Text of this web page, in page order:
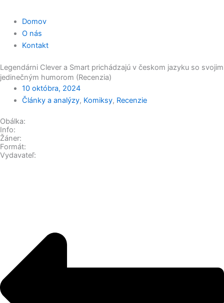
Domov
O nás
Kontakt
Legendárni Clever a Smart prichádzajú v českom jazyku so svojim
jedinečným humorom (Recenzia)
10 októbra, 2024
Články a analýzy, Komiksy, Recenzie
Obálka:
Info:
Žáner:
Formát:
Vydavateľ: